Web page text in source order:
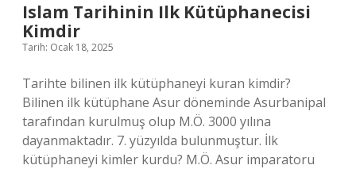
Islam Tarihinin Ilk Kütüphanecisi
Kimdir
Tarih: Ocak 18, 2025
Tarihte bilinen ilk kütüphaneyi kuran kimdir?
Bilinen ilk kütüphane Asur döneminde Asurbanipal
tarafından kurulmuş olup M.Ö. 3000 yılına
dayanmaktadır. 7. yüzyılda bulunmuştur. İlk
kütüphaneyi kimler kurdu? M.Ö. Asur imparatoru